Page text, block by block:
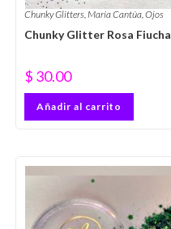
Chunky Glitters,María Cantúa,Ojos
Chunky Glitter Rosa Fiucha
$ 30.00
Añadir al carrito